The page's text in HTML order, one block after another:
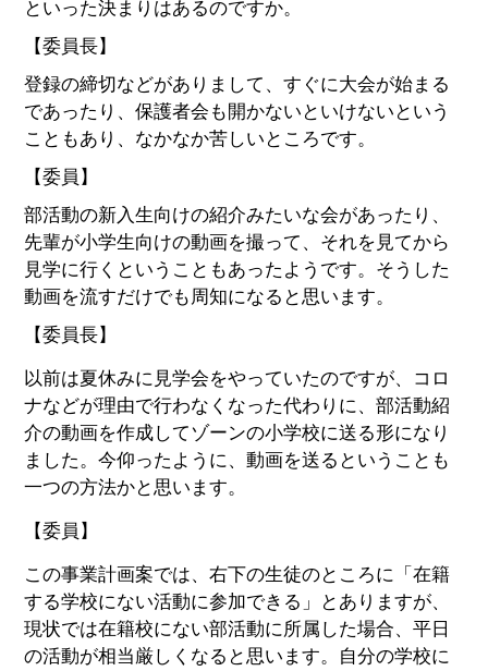
といった決まりはあるのですか。
【委員長】
登録の締切などがありまして、すぐに大会が始まる
であったり、保護者会も開かないといけないという
こともあり、なかなか苦しいところです。
【委員】
部活動の新入生向けの紹介みたいな会があったり、
先輩が小学生向けの動画を撮って、それを見てから
見学に行くということもあったようです。そうした
動画を流すだけでも周知になると思います。
【委員長】
以前は夏休みに見学会をやっていたのですが、コロ
ナなどが理由で行わなくなった代わりに、部活動紹
介の動画を作成してゾーンの小学校に送る形になり
ました。今仰ったように、動画を送るということも
一つの方法かと思います。
【委員】
この事業計画案では、右下の生徒のところに「在籍
する学校にない活動に参加できる」とありますが、
現状では在籍校にない部活動に所属した場合、平日
の活動が相当厳しくなると思います。自分の学校に